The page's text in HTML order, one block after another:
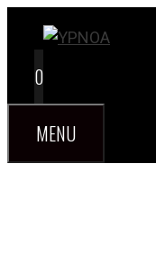
obsah
0
MENU